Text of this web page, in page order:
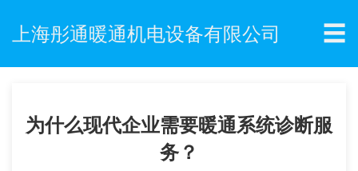
上海彤通暖通机电设备有限公司 ☰
为什么现代企业需要暖通系统诊断服
务？